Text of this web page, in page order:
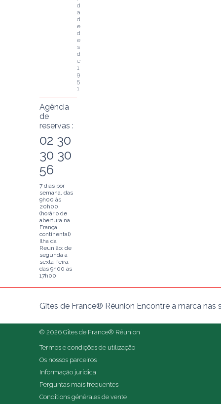
d
a
d
e
d
e
s
d
e
1
9
5
1
Agência
de
reservas :
02 30
30 30
56
7 dias por
semana, das
9h00 às
20h00
(horário de
abertura na
França
continental)
Ilha da
Reunião: de
segunda a
sexta-feira,
das 9h00 às
17h00
Gîtes de France® Réunion Encontre a marca nas
© 2026 Gîtes de France® Réunion
Termos e condições de utilização
Os nossos parceiros
Informação jurídica
Perguntas mais frequentes
Conditions générales de vente